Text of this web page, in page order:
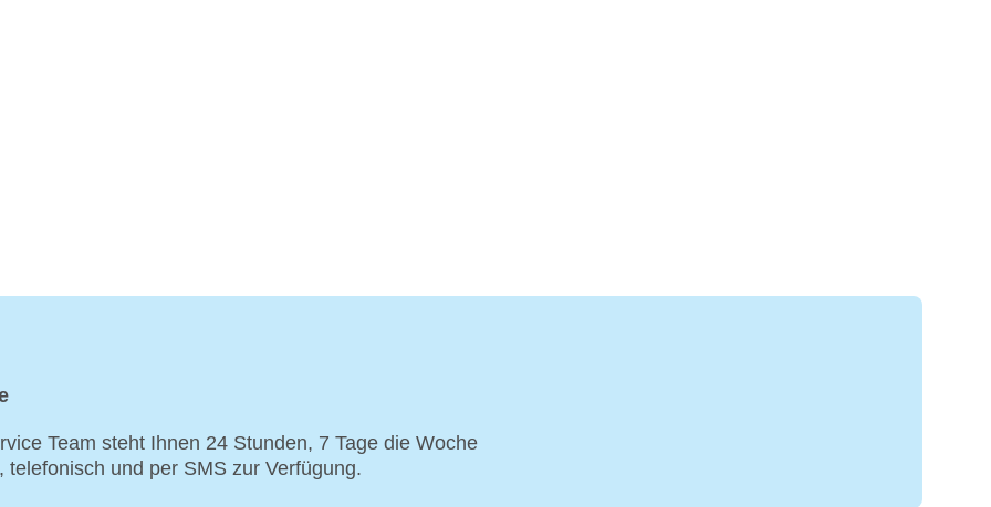
Team steht Ihnen 24 Stunden, 7 Tage die Woche
und per SMS zur Verfügung.